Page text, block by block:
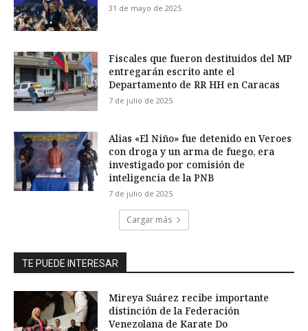
31 de mayo de 2025
Fiscales que fueron destituidos del MP
entregarán escrito ante el
Departamento de RR HH en Caracas
7 de julio de 2025
Alias «El Niño» fue detenido en Veroes
con droga y un arma de fuego, era
investigado por comisión de
inteligencia de la PNB
7 de julio de 2025
Cargar más
TE PUEDE INTERESAR
Mireya Suárez recibe importante
distinción de la Federación
Venezolana de Karate Do